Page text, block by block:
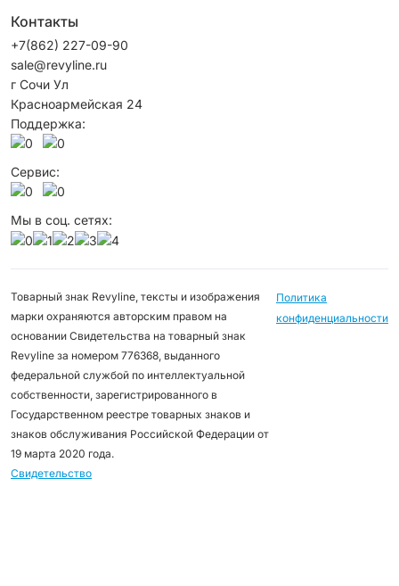
Контакты
+7(862) 227-09-90
sale@revyline.ru
г Сочи Ул
Красноармейская 24
Поддержка:
Сервис:
Мы в соц. сетях:
Товарный знак Revyline, тексты и изображения
марки охраняются авторским правом на
основании Свидетельства на товарный знак
Revyline за номером 776368, выданного
федеральной службой по интеллектуальной
собственности, зарегистрированного в
Государственном реестре товарных знаков и
знаков обслуживания Российской Федерации от
19 марта 2020 года.
Свидетельство
Политика
конфиденциальности